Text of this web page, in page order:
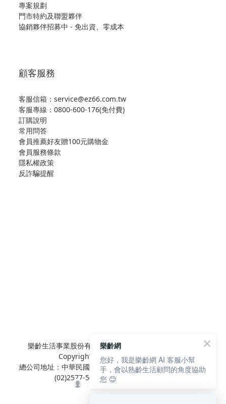
專案規劃
門市特約及聯盟夥伴
協銷夥伴招募中 - 免出資、零成本
顧客服務
客服信箱：service@ez66.com.tw
客服專線： 0800-600-176(免付費)
訂購說明
常用問答
會員推薦好友贈100元購物金
會員服務條款
隱私權政策
反詐騙提醒
樂齡生活事業股份有限公司 L'elan Enterprise CO.,Ltd.
Copyright© All Rights Reserved.
總公司地址：中華民國台北市內湖區陽光街381號3樓 電話：
(02)2577-5025 傳真：(02)2577-5021
樂齡網
您好，我是樂齡網 AI 客服小幫
手，會以熟齡生活顧問的角度協助
您 😊